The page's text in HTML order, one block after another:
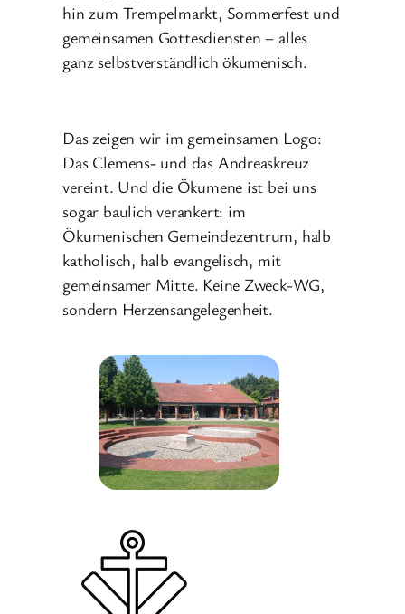
hin zum Trempelmarkt, Sommerfest und
gemeinsamen Gottesdiensten – alles
ganz selbstverständlich ökumenisch.
Das zeigen wir im gemeinsamen Logo:
Das Clemens- und das Andreaskreuz
vereint. Und die Ökumene ist bei uns
sogar baulich verankert: im
Ökumenischen Gemeindezentrum, halb
katholisch, halb evangelisch, mit
gemeinsamer Mitte. Keine Zweck-WG,
sondern Herzensangelegenheit.